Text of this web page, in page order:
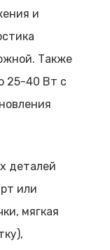
и
Также
25-40 Вт с
деталей
или
мягкая